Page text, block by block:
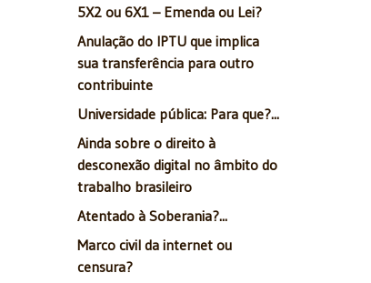
5X2 ou 6X1 – Emenda ou Lei?
Anulação do IPTU que implica
sua transferência para outro
contribuinte
Universidade pública: Para que?...
Ainda sobre o direito à
desconexão digital no âmbito do
trabalho brasileiro
Atentado à Soberania?...
Marco civil da internet ou
censura?